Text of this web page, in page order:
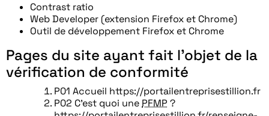
Contrast ratio
Web Developer (extension Firefox et Chrome)
Outil de développement Firefox et Chrome
Pages du site ayant fait l’objet de la
vérification de conformité
P01 Accueil https://portailentreprisestillion.fr
P02 C’est quoi une PFMP ?